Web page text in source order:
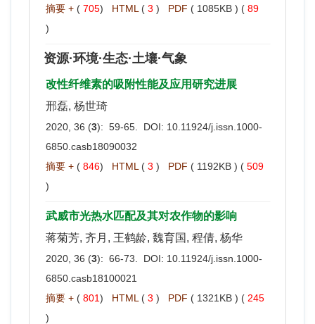
摘要 + ( 705) HTML ( 3 ) PDF ( 1085KB ) ( 89
)
资源·环境·生态·土壤·气象
改性纤维素的吸附性能及应用研究进展
邢磊, 杨世琦
2020, 36 (3): 59-65. DOI: 10.11924/j.issn.1000-
6850.casb18090032
摘要 + ( 846) HTML ( 3 ) PDF ( 1192KB ) ( 509
)
武威市光热水匹配及其对农作物的影响
蒋菊芳, 齐月, 王鹤龄, 魏育国, 程倩, 杨华
2020, 36 (3): 66-73. DOI: 10.11924/j.issn.1000-
6850.casb18100021
摘要 + ( 801) HTML ( 3 ) PDF ( 1321KB ) ( 245
)